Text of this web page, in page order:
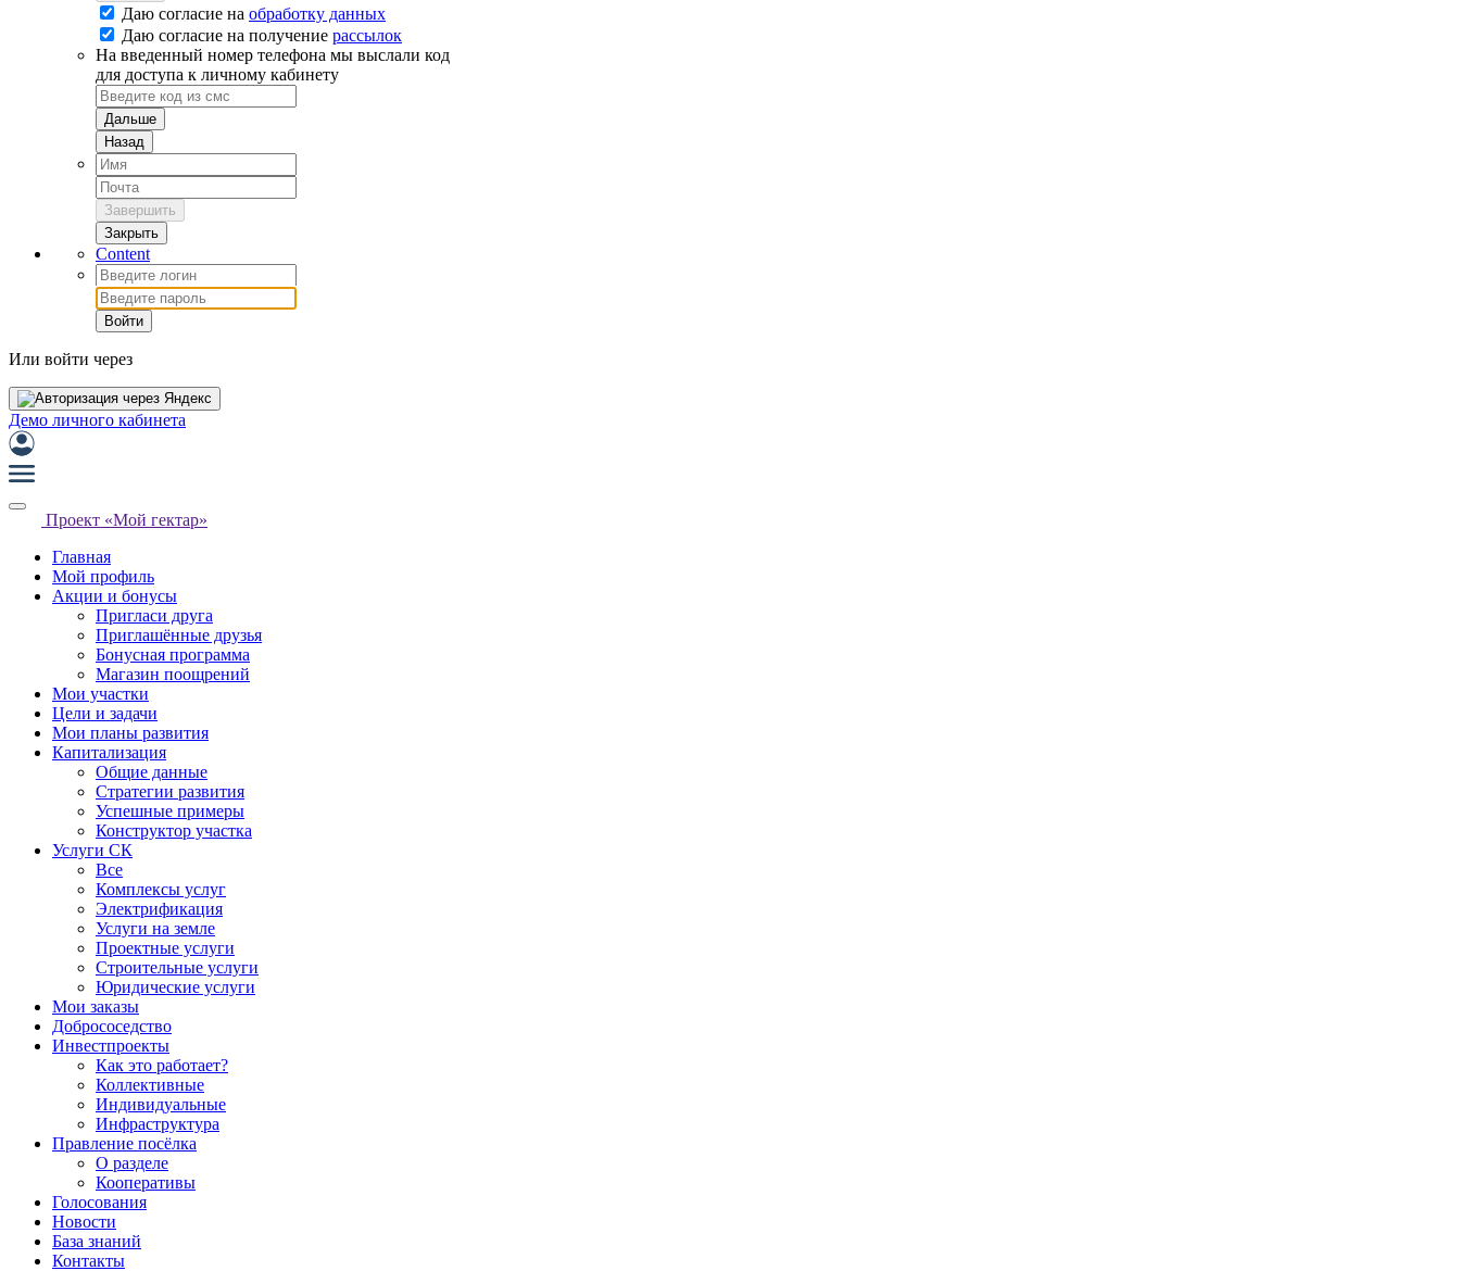
Даю согласие на обработку данных
Даю согласие на получение рассылок
На введенный номер телефона мы выслали код
для доступа к личному кабинету
Дальше
Назад
Завершить
Закрыть
Content
Войти
Или войти через
Демо личного кабинета
Проект «Мой гектар»
Главная
Мой профиль
Акции и бонусы
Пригласи друга
Приглашённые друзья
Бонусная программа
Магазин поощрений
Мои участки
Цели и задачи
Мои планы развития
Капитализация
Общие данные
Стратегии развития
Успешные примеры
Конструктор участка
Услуги СК
Все
Комплексы услуг
Электрификация
Услуги на земле
Проектные услуги
Строительные услуги
Юридические услуги
Мои заказы
Добрососедство
Инвестпроекты
Как это работает?
Коллективные
Индивидуальные
Инфраструктура
Правление посёлка
О разделе
Кооперативы
Голосования
Новости
База знаний
Контакты